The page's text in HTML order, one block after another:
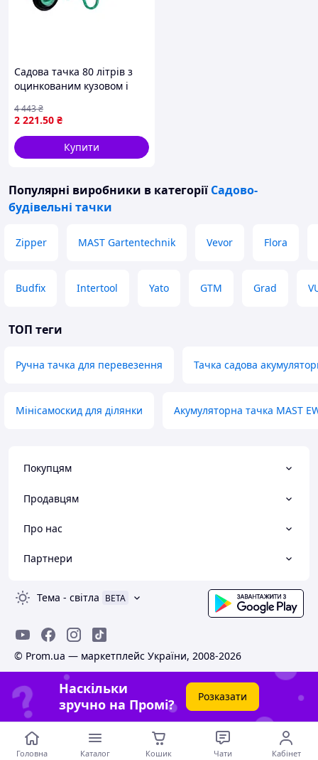
Садова тачка 80 літрів з
оцинкованим кузовом і
транспортування вантажів
до 120 кг
2 221.50 ₴
4 443₴
Купити
Популярні виробники в категорії Садово-
будівельні тачки
Zipper MAST Gartentechnik Vevor Flora
Budfix Intertool Yato GTM Grad
ТОП теги
Ручна тачка для перевезення Тачка садова
Мінісамоскид для ділянки Акумуляторна тачка MAST
Покупцям
Продавцям
Про нас
Партнери
Тема - світла BETA
© Prom.ua — маркетплейс України, 2008-2026
Наскільки
зручно на Промі?
Розказати
Головна Каталог Кошик Чати Кабінет